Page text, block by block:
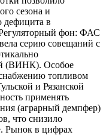
сезона и
дефицита в
фон: ФАС
серию совещаний с
(ВИНК). Особое
топливом
и Рязанской
применять
(аграрный демпфер)
что снизило
Рынок в цифрах